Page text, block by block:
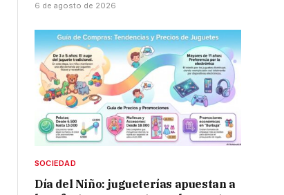
6 de agosto de 2026
SOCIEDAD
Día del Niño: jugueterías apuestan a